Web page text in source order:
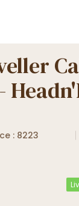
: 8223